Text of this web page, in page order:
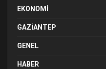
EKONOMI
GAZIANTEP
GENEL
HABER